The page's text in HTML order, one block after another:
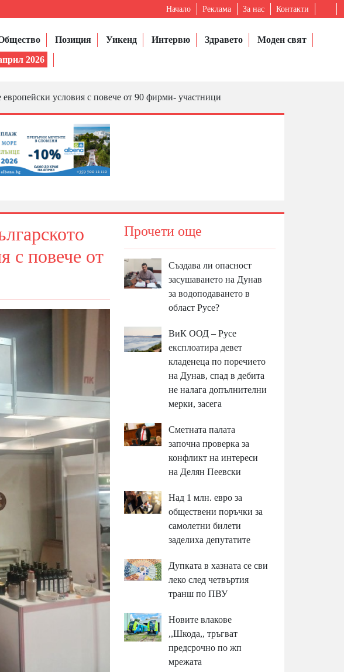
Начало Реклама За нас Контакти
Позиция Уикенд Интервю Здравето
Моден свят
2026
условия с повече от 90 фирми- участници
с повече от
Прочети още
Създава ли опасност
засушаването на Дунав
за водоподаването в
област Русе?
ВиК ООД – Русе
експлоатира девет
кладенеца по поречието
на Дунав, спад в дебита
не налага допълнителни
мерки, засега
Сметната палата
започна проверка за
конфликт на интереси
на Делян Пеевски
Над 1 млн. евро за
обществени поръчки за
самолетни билети
заделиха депутатите
Дупката в хазната се сви
леко след четвъртия
транш по ПВУ
Новите влакове
,,Шкода,, тръгват
предсрочно по жп
мрежата